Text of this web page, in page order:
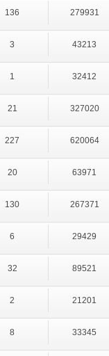
136 279931
3 43213
1 32412
21 327020
227 620064
20 63971
130 267371
6 29429
32 89521
2 21201
8 33345